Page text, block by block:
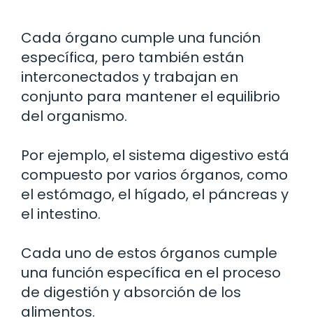
Cada órgano cumple una función
específica, pero también están
interconectados y trabajan en
conjunto para mantener el equilibrio
del organismo.
Por ejemplo, el sistema digestivo está
compuesto por varios órganos, como
el estómago, el hígado, el páncreas y
el intestino.
Cada uno de estos órganos cumple
una función específica en el proceso
de digestión y absorción de los
alimentos.